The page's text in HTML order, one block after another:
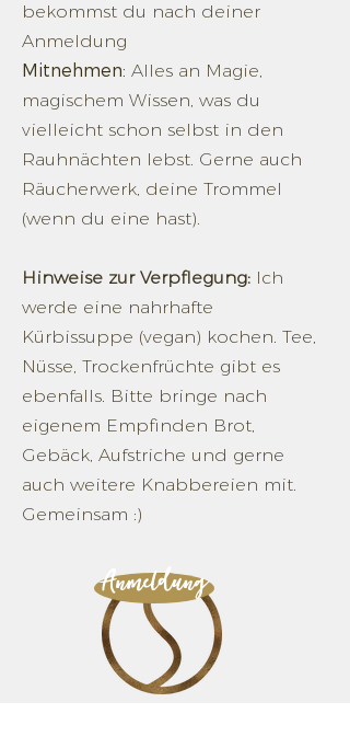
bekommst du nach deiner
Anmeldung
Mitnehmen: Alles an Magie,
magischem Wissen, was du
vielleicht schon selbst in den
Rauhnächten lebst. Gerne auch
Räucherwerk, deine Trommel
(wenn du eine hast).
Hinweise zur Verpflegung: Ich
werde eine nahrhafte
Kürbissuppe (vegan) kochen. Tee,
Nüsse, Trockenfrüchte gibt es
ebenfalls. Bitte bringe nach
eigenem Empfinden Brot,
Gebäck, Aufstriche und gerne
auch weitere Knabbereien mit.
Gemeinsam :)
Anmeldung